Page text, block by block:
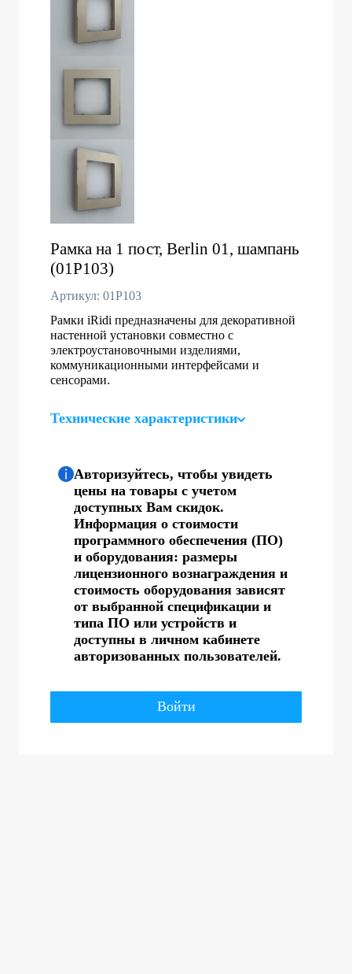
Рамка на 1 пост, Berlin 01, шампань
(01P103)
Артикул: 01P103
Рамки iRidi предназначены для декоративной
настенной установки совместно с
электроустановочными изделиями,
коммуникационными интерфейсами и
сенсорами.
Технические характеристики
Авторизуйтесь, чтобы увидеть
цены на товары с учетом
доступных Вам скидок.
Информация о стоимости
программного обеспечения (ПО)
и оборудования: размеры
лицензионного вознаграждения и
стоимость оборудования зависят
от выбранной спецификации и
типа ПО или устройств и
доступны в личном кабинете
авторизованных пользователей.
Войти